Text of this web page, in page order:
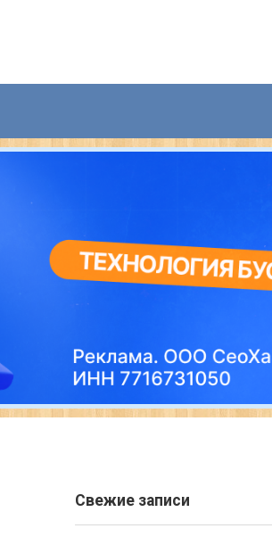
Свежие записи